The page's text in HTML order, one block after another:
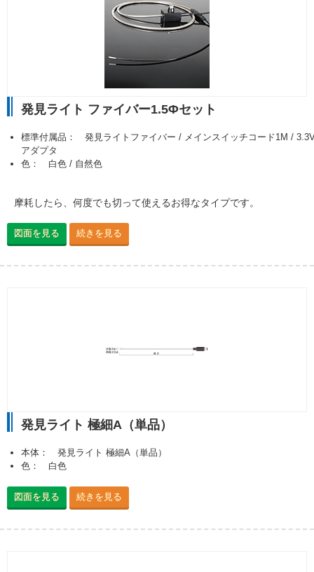
発見ライト ファイバー1.5Φセット
標準付属品： 発見ライトファイバー / メインスイッチコード1M /
アダプタ
色： 白色 / 自然色
摩耗したら、何度でも切って使えるお得なタイプです。
図面を見る 続きを見る
発見ライト 極細A（単品）
本体： 発見ライト 極細A（単品）
色： 白色
図面を見る 続きを見る